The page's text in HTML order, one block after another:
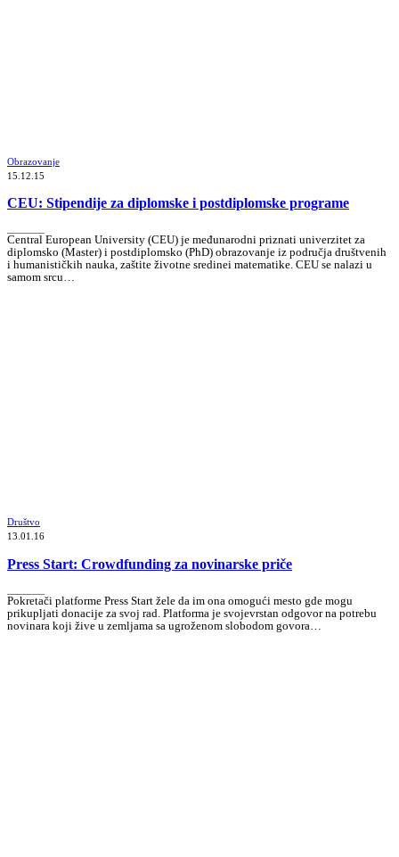
Obrazovanje
15.12.15
CEU: Stipendije za diplomske i postdiplomske programe
Central European University (CEU) je međunarodni priznati univerzitet za
diplomsko (Master) i postdiplomsko (PhD) obrazovanje iz područja društvenih
i humanističkih nauka, zaštite životne sredinei matematike. CEU se nalazi u
samom srcu…
Društvo
13.01.16
Press Start: Crowdfunding za novinarske priče
Pokretači platforme Press Start žele da im ona omogući mesto gde mogu
prikupljati donacije za svoj rad. Platforma je svojevrstan odgovor na potrebu
novinara koji žive u zemljama sa ugroženom slobodom govora…